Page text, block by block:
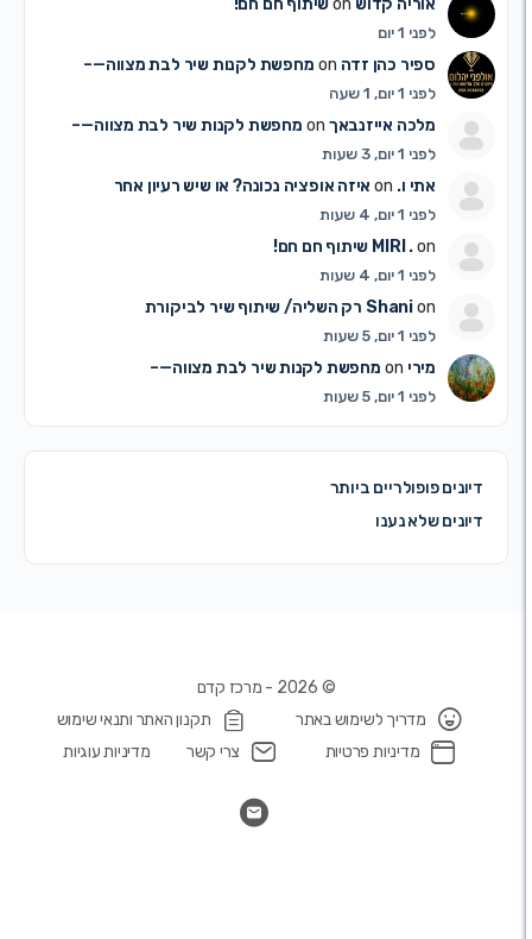
אוריה קדושon שיתוף חם חם!
לפני 1 יום
ספיר כהן זדהon מחפשת לקנות שיר לבת מצווה—–
לפני 1 יום, 1 שעה
מלכה אייזנבאך on מחפשת לקנות שיר לבת מצווה—–
לפני 1 יום, 3 שעות
אתי ו. איזה אופציה נכונה? או שיש רעיון אחר
לפני 1 יום, 4 שעות
MIRI . שיתוף חם חם!
לפני 1 יום, 4 שעות
Shaniרק השליה/ שיתוף שיר לביקורת
לפני 1 יום, 5 שעות
מיריon מחפשת לקנות שיר לבת מצווה—–
לפני 1 יום, 5 שעות
פופולריים ביותר
שלא נענו
מדריך לשימוש באתר
תקנון האתר ותנאי שימוש
מדיניות פרטיות
צרי קשר מדיניות עוגיות